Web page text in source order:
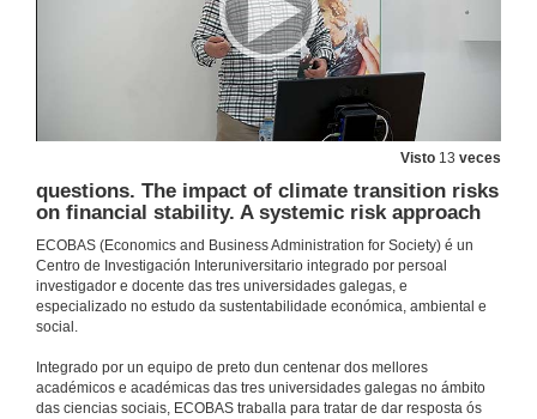
Visto 13 veces
questions. The impact of climate transition risks
on financial stability. A systemic risk approach
ECOBAS (Economics and Business Administration for Society) é un
Centro de Investigación Interuniversitario integrado por persoal
investigador e docente das tres universidades galegas, e
especializado no estudo da sustentabilidade económica, ambiental e
social.
Integrado por un equipo de preto dun centenar dos mellores
académicos e académicas das tres universidades galegas no ámbito
das ciencias sociais, ECOBAS traballa para tratar de dar resposta ós
2 de nov. de 2023
15 de set. de 2023
Matemática para tus oídos: de Pitágoras a Xenakis
Conferencia
15 de dec. de 2022
Quenda de preguntas. Matemática para tus oídos: de Pitágoras a Xenakis